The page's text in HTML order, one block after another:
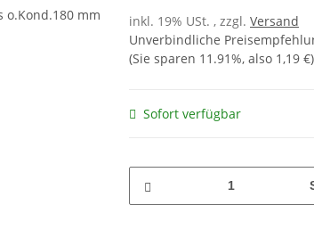
inkl. 19% USt. , zzgl. Versand
Unverbindliche
(Sie sparen 11.91%, also 1,19 €)
Sofort verfügbar